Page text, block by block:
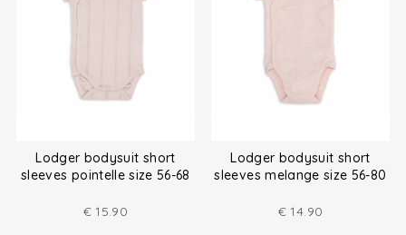
Lodger bodysuit short
sleeves pointelle size 56-68
€ 15.90
Lodger bodysuit short
sleeves melange size 56-80
€ 14.90